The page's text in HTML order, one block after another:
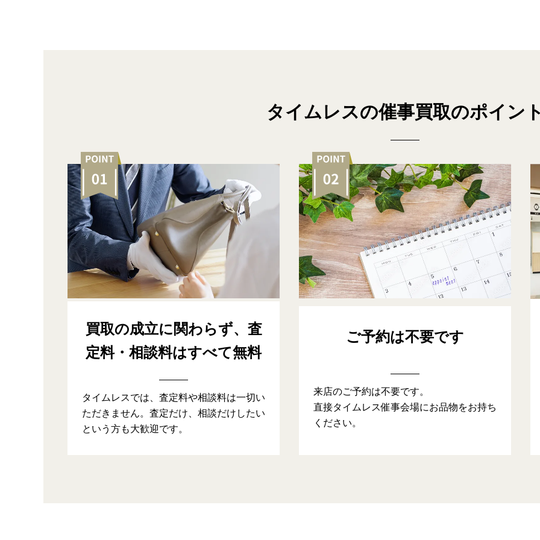
タイムレスの催事買取のポイン
買取の成立に関わらず、 査
定料・相談料はすべて無料
タイムレスでは、査定料や相談料は一切い
ただきません。査定だけ、相談だけしたい
という方も大歓迎です。
ご予約は不要です
来店のご予約は不要です。
直接タイムレス催事会場にお品物をお持ち
ください。